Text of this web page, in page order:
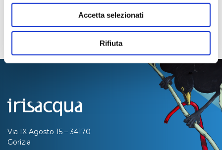
Accetta selezionati
Rifiuta
Via IX Agosto 15 – 34170
Gorizia